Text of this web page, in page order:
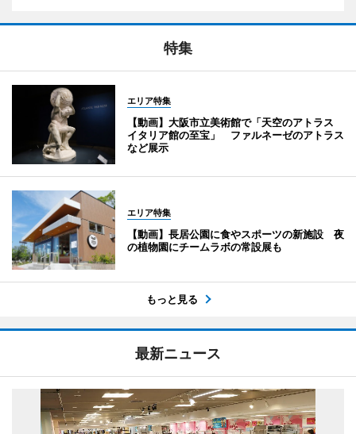
特集
エリア特集
【動画】大阪市立美術館で「天空のアトラス
イタリア館の至宝」 ファルネーゼのアトラス
など展示
エリア特集
【動画】長居公園に食やスポーツの新施設 夜
の植物園にチームラボの常設展も
もっと見る
最新ニュース